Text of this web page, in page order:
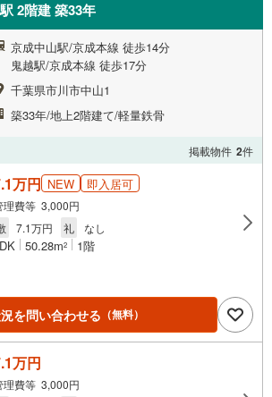
2階建 築33年
京成中山駅/京成本線 徒歩14分
鬼越駅/京成本線 徒歩17分
千葉県市川市中山1
築33年/地上2階建て/軽量鉄骨
掲載物件 2件
万円 NEW 即入居可
理費等 3,000円
7.1万円 礼 なし
50.28m2 1階
を問い合わせる （無料）
万円
理費等 3,000円